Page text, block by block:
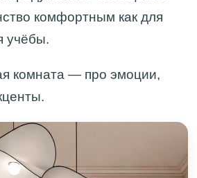
комфортным как для
учёбы.
комната — про эмоции,